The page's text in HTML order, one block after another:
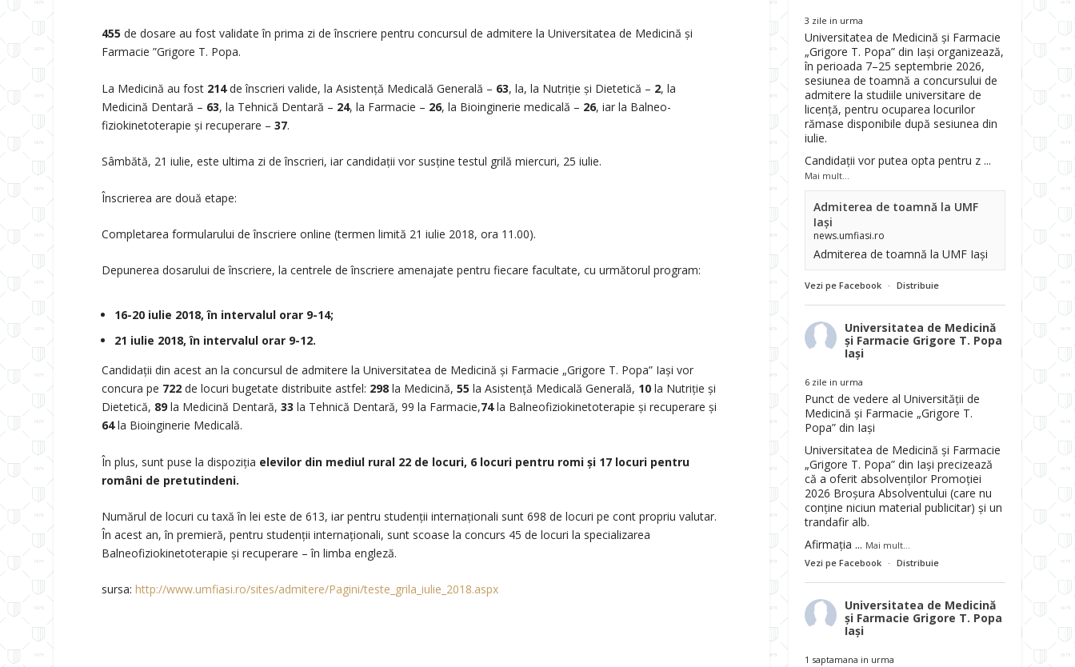
455 de dosare au fost validate în prima zi de înscriere pentru concursul de admitere la Universitatea de Medicină și
Farmacie ”Grigore T. Popa.
La Medicină au fost 214de înscrieri valide, la Asistență Medicală Generală – 63, la, la Nutriție și Dietetică – 2, la
Medicină Dentară – 63, la Tehnică Dentară – 24, la Farmacie – 26, la Bioinginerie medicală – 26, iar la Balneo-
fiziokinetoterapie şi recuperare –37.
Sâmbătă, 21 iulie, este ultima zi de înscrieri, iar candidații vor susține testul grilă miercuri, 25 iulie.
Înscrierea are două etape:
Completarea formularului de înscriere online (termen limită 21 iulie 2018, ora 11.00).
Depunerea dosarului de înscriere, la centrele de înscriere amenajate pentru fiecare facultate, cu următorul program:
16-20 iulie 2018, în intervalul orar 9-14;
21 iulie 2018, în intervalul orar 9-12.
Candidații din acest an la concursul de admitere la Universitatea de Medicină și Farmacie „Grigore T. Popa” Iași vor
concura pe 722 de locuri bugetate distribuite astfel: 298 la Medicină,55 la Asistență Medicală Generală, 10 la Nutriție și
Dietetică, 89 la Medicină Dentară,33 la Tehnică Dentară, 99 la Farmacie,74la Balneofiziokinetoterapie și recuperare și
64la Bioinginerie Medicală.
În plus, sunt puse la dispoziția elevilor din mediul rural 22 de locuri, 6 locuri pentru romi și 17 locuri pentru
români de pretutindeni.
Numărul de locuri cu taxă în lei este de 613, iar pentru studenții internaționali sunt 698 de locuri pe cont propriu valutar.
În acest an, în premieră, pentru studenții internaționali, sunt scoase la concurs 45 de locuri la specializarea
Balneofiziokinetoterapie și recuperare – în limba engleză.
sursa:http://www.umfiasi.ro/sites/admitere/Pagini/teste_grila_iulie_2018.aspx
3 zile in urma
Universitatea de Medicină și Farmacie
„Grigore T. Popa” din Iași organizează,
în perioada 7–25 septembrie 2026,
sesiunea de toamnă a concursului de
admitere la studiile universitare de
licență, pentru ocuparea locurilor
rămase disponibile după sesiunea din
iulie.
Candidații vor putea opta pentru z ...
Mai mult...
Admiterea de toamnă la UMF
Iași
news.umfiasi.ro
Admiterea de toamnă la UMF Iași
Vezi pe Facebook · Distribuie
Universitatea de Medicină
și Farmacie Grigore T. Popa
Iași
6 zile in urma
Punct de vedere al Universității de
Medicină și Farmacie „Grigore T.
Popa” din Iași
Universitatea de Medicină și Farmacie
„Grigore T. Popa” din Iași precizează
că a oferit absolvenților Promoției
2026 Broșura Absolventului (care nu
conține niciun material publicitar) și un
trandafir alb.
Afirmația ... Mai mult...
Vezi pe Facebook · Distribuie
Universitatea de Medicină
și Farmacie Grigore T. Popa
Iași
1 saptamana in urma